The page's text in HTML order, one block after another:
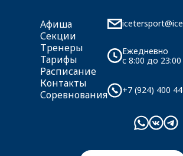
Афиша
Секции
Тренеры
Тарифы
Расписание
Контакты
Соревнования
Ежедневно
c 8:00 до 23:00
+7 (924) 400 44